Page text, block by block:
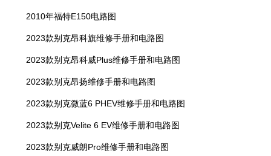
2010年福特E150电路图
2023款别克昂科旗维修手册和电路图
2023款别克昂科威Plus维修手册和电路图
2023款别克昂扬维修手册和电路图
2023款别克微蓝6 PHEV维修手册和电路图
2023款别克Velite 6 EV维修手册和电路图
2023款别克威朗Pro维修手册和电路图